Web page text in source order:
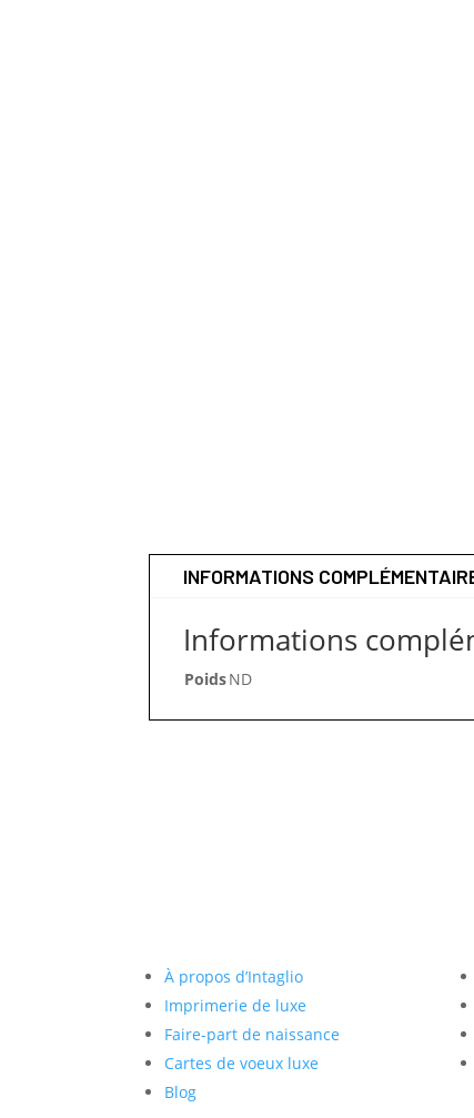
INFORMATIONS
Informations
PoidsND
À propos d’Intaglio
Imprimerie de luxe
Faire-part de naissance
Cartes de voeux luxe
Blog